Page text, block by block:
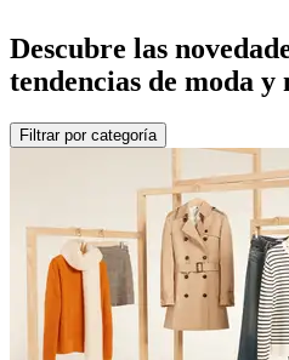
Descubre las
tendencias de moda y
Filtrar por categoría